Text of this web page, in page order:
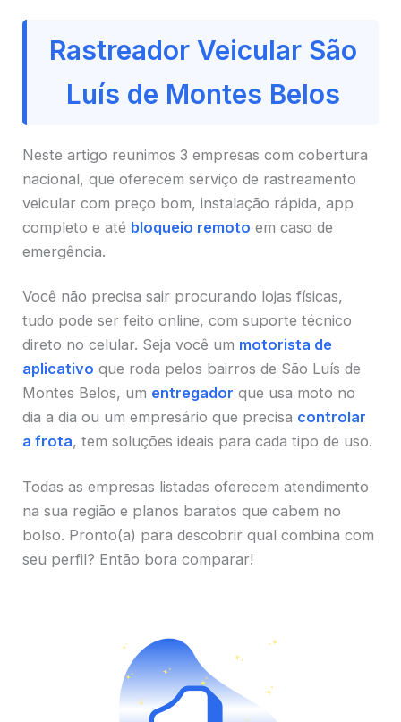
Rastreador Veicular São
Luís de Montes Belos
Neste artigo reunimos 3 empresas com cobertura
nacional, que oferecem serviço de rastreamento
veicular com preço bom, instalação rápida, app
completo e até bloqueio remoto em caso de
emergência.
Você não precisa sair procurando lojas físicas,
tudo pode ser feito online, com suporte técnico
direto no celular. Seja você um motorista de
aplicativo que roda pelos bairros de São Luís de
Montes Belos, um entregador que usa moto no
dia a dia ou um empresário que precisa controlar
a frota, tem soluções ideais para cada tipo de uso.
Todas as empresas listadas oferecem atendimento
na sua região e planos baratos que cabem no
bolso. Pronto(a) para descobrir qual combina com
seu perfil? Então bora comparar!